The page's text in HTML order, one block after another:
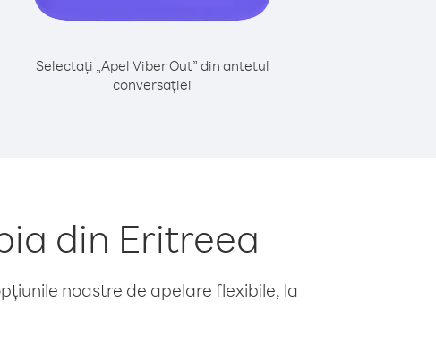
Selectați „Apel Viber Out” din antetul
conversației
din Eritreea
noastre de apelare flexibile, la